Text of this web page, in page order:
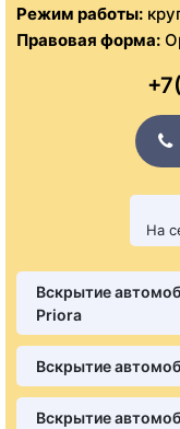
Режим работы:
Правовая форма:
На
Вскрытие
Priora
Вскрытие
Вскрытие